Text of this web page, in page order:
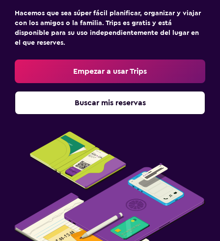
Hacemos que sea súper fácil planificar, organizar y viajar
con los amigos o la familia. Trips es gratis y está
disponible para su uso independientemente del lugar en
el que reserves.
Empezar a usar Trips
Buscar mis reservas